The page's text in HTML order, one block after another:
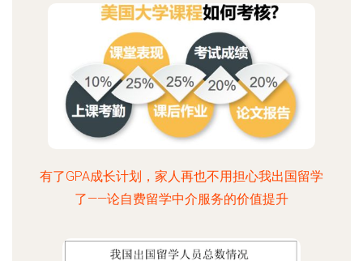
有了GPA成长计划，家人再也不用担心我出国留学
了——论自费留学中介服务的价值提升